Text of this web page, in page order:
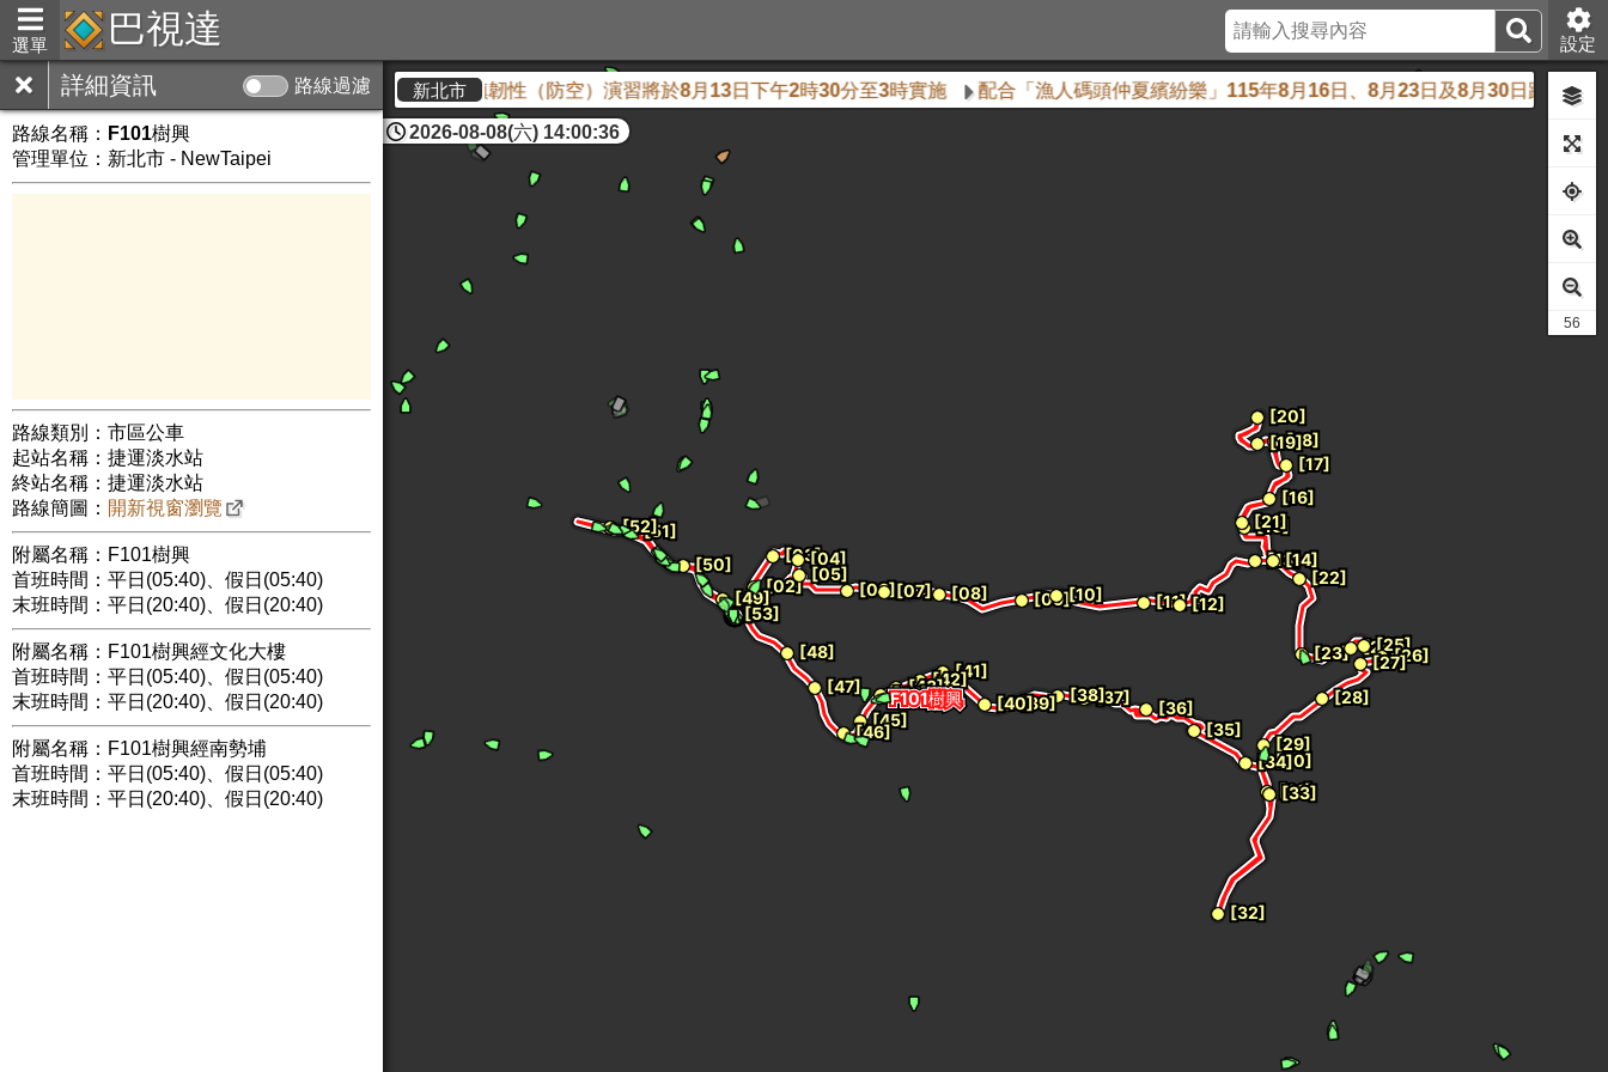
選單 巴視達 設定
詳細資訊 路線過濾
路線名稱： F101樹興
管理單位：新北市 - NewTaipei
路線類別：市區公車
起站名稱：捷運淡水站
終站名稱：捷運淡水站
路線簡圖： 開新視窗瀏覽
附屬名稱：F101樹興
首班時間：平日(05:40)、假日(05:40)
末班時間：平日(20:40)、假日(20:40)
附屬名稱：F101樹興經文化大樓
首班時間：平日(05:40)、假日(05:40)
末班時間：平日(20:40)、假日(20:40)
附屬名稱：F101樹興經南勢埔
首班時間：平日(05:40)、假日(05:40)
末班時間：平日(20:40)、假日(20:40)
新北市
【新北市】2026城鎮韌性（防空）演習將於8月13日下午2時30分至3時實施 配合「漁人碼頭仲夏繽紛樂」115年8月16日、8月23日及8月30日跨河煙火活
2026-08-08(六) 14:00:37
52